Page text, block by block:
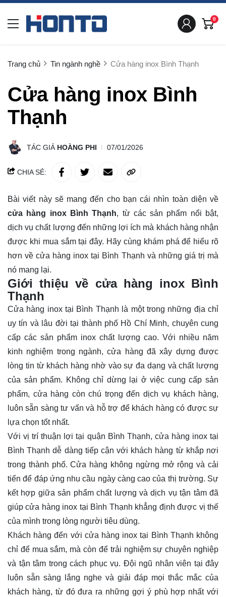
0
Trang chủ Tin ngành nghề Cửa hàng inox Bình Thạnh
Cửa hàng inox Bình
Thạnh
TÁC GIẢ HOÀNG PHI 07/01/2026
CHIA SẺ:
Bài viết này sẽ mang đến cho bạn cái nhìn toàn diện về
cửa hàng inox Bình Thạnh, từ các sản phẩm nổi bật,
dịch vụ chất lượng đến những lợi ích mà khách hàng nhận
được khi mua sắm tại đây. Hãy cùng khám phá để hiểu rõ
hơn về cửa hàng inox tại Bình Thạnh và những giá trị mà
nó mang lại.
Giới thiệu về cửa hàng inox Bình
Thạnh
Cửa hàng inox tại Bình Thạnh là một trong những địa chỉ
uy tín và lâu đời tại thành phố Hồ Chí Minh, chuyên cung
cấp các sản phẩm inox chất lượng cao. Với nhiều năm
kinh nghiệm trong ngành, cửa hàng đã xây dựng được
lòng tin từ khách hàng nhờ vào sự đa dạng và chất lượng
của sản phẩm. Không chỉ dừng lại ở việc cung cấp sản
phẩm, cửa hàng còn chú trọng đến dịch vụ khách hàng,
luôn sẵn sàng tư vấn và hỗ trợ để khách hàng có được sự
lựa chọn tốt nhất.
Với vị trí thuận lợi tại quận Bình Thạnh, cửa hàng inox tại
Bình Thạnh dễ dàng tiếp cận với khách hàng từ khắp nơi
trong thành phố. Cửa hàng không ngừng mở rộng và cải
tiến để đáp ứng nhu cầu ngày càng cao của thị trường. Sự
kết hợp giữa sản phẩm chất lượng và dịch vụ tận tâm đã
giúp cửa hàng inox tại Bình Thạnh khẳng định được vị thế
của mình trong lòng người tiêu dùng.
Khách hàng đến với cửa hàng inox tại Bình Thạnh không
chỉ để mua sắm, mà còn để trải nghiệm sự chuyên nghiệp
và tận tâm trong cách phục vụ. Đội ngũ nhân viên tại đây
luôn sẵn sàng lắng nghe và giải đáp mọi thắc mắc của
khách hàng, từ đó đưa ra những gợi ý phù hợp nhất với